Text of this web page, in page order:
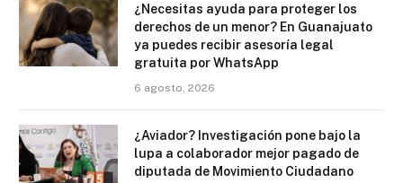
¿Necesitas ayuda para proteger los
derechos de un menor? En Guanajuato
ya puedes recibir asesoría legal
gratuita por WhatsApp
6 agosto, 2026
¿Aviador? Investigación pone bajo la
lupa a colaborador mejor pagado de
diputada de Movimiento Ciudadano